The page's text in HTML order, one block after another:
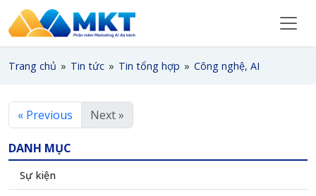
Trang chủ » Tin tức » Tin tổng hợp » Công nghệ, AI
« Previous Next »
DANH MỤC
Sự kiện